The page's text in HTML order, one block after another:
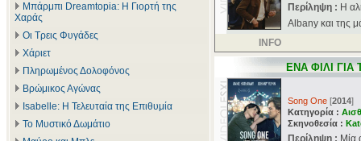
Μπάρμπι Dreamtopia: Η Γιορτή της
Χαράς
Οι Τρεις Φυγάδες
Χάριετ
Πληρωμένος Δολοφόνος
Βρώμικος Αγώνας
Isabelle: Η Τελευταία της Επιθυμία
Το Μυστικό Δωμάτιο
Περίληψη : Η
Albany και της
INFO
ΕΝΑ ΦΙΛΙ
Song One [2014]
Κατηγορία :
Σκηνοθεσία :
Περίληψη : Μία